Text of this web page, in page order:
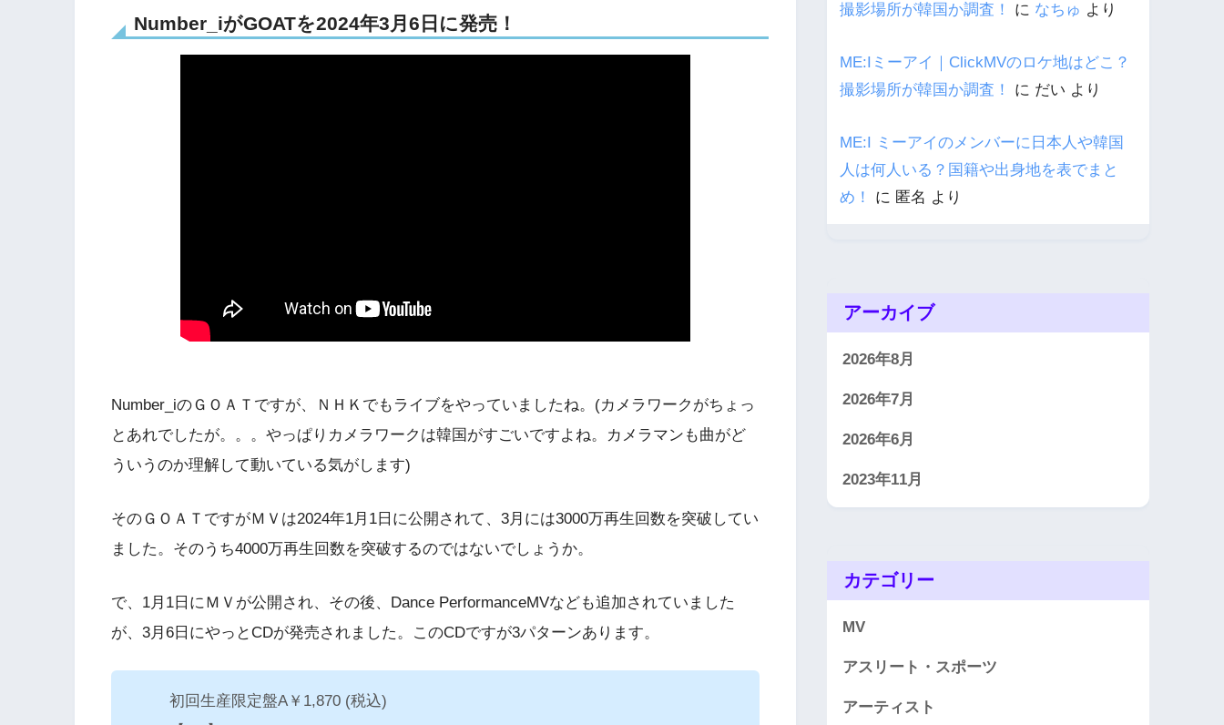
Number_iがGOATを2024年3月6日に発売！
Number_iのＧＯＡＴですが、ＮＨＫでもライブをやっていましたね。(カメラワークがちょっ
とあれでしたが。。。やっぱりカメラワークは韓国がすごいですよね。カメラマンも曲がど
ういうのか理解して動いている気がします)
そのＧＯＡＴですがＭＶは2024年1月1日に公開されて、3月には3000万再生回数を突破してい
ました。そのうち4000万再生回数を突破するのではないでしょうか。
で、1月1日にＭＶが公開され、その後、Dance PerformanceMVなども追加されていました
が、3月6日にやっとCDが発売されました。このCDですが3パターンあります。
初回生産限定盤A￥1,870 (税込)
撮影場所が韓国か調査！
に なちゅ より
ME:Iミーアイ｜ClickMVのロケ地はどこ？
撮影場所が韓国か調査！
に だい より
ME:I ミーアイのメンバーに日本人や韓国
人は何人いる？国籍や出身地を表でまと
め！
に 匿名 より
アーカイブ
2026年8月
2026年7月
2026年6月
2023年11月
カテゴリー
MV
アスリート・スポーツ
アーティスト